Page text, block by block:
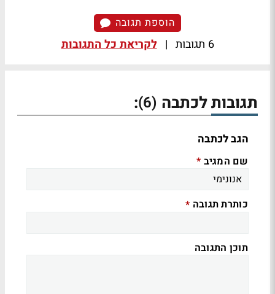
הוספת תגובה
6 תגובות | לקריאת כל התגובות
תגובות לכתבה (6)
:
הגב לכתבה
שם המגיב *
כותרת תגובה *
תוכן התגובה